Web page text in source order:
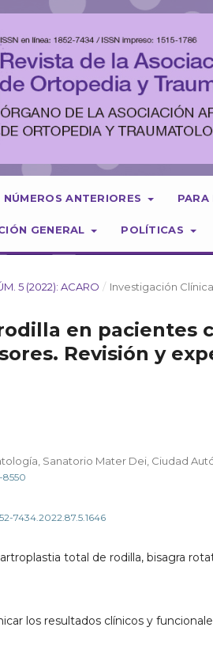
NÚMEROS ANTERIORES PARA
GENERAL POLÍTICAS
5 (2022): ACARO / Investigación Clínica
en pacientes
Revisión y
Sanatorio Mater Dei, Ciudad
7434.2022.87.5.1646
total de rodilla, bisagra
los resultados clínicos y